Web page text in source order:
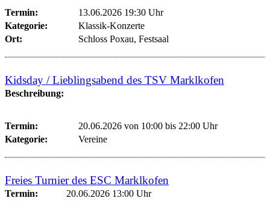
Termin:
13.06.2026 19:30 Uhr
Kategorie:
Klassik-Konzerte
Ort:
Schloss Poxau, Festsaal
Kidsday / Lieblingsabend des TSV Marklkofen
Beschreibung:
Termin: 20.06.2026 von 10:00 bis 22:00 Uhr
Kategorie:
Vereine
Freies Turnier des ESC Marklkofen
Termin:
20.06.2026 13:00 Uhr